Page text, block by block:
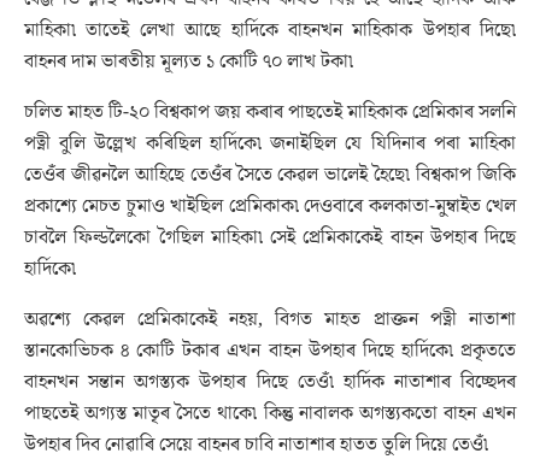
মাহিকা৷ তাতেই লেখা আছে হাৰ্দিকে বাহনখন মাহিকাক উপহাৰ দিছে৷
বাহনৰ দাম ভাৰতীয় মূল্যত ১ কোটি ৭০ লাখ টকা৷
চলিত মাহত টি-২০ বিশ্বকাপ জয় কৰাৰ পাছতেই মাহিকাক প্ৰেমিকাৰ সলনি
পত্নী বুলি উল্লেখ কৰিছিল হাৰ্দিকে৷ জনাইছিল যে যিদিনাৰ পৰা মাহিকা
তেওঁৰ জীৱনলৈ আহিছে তেওঁৰ সৈতে কেৱল ভালেই হৈছে৷ বিশ্বকাপ জিকি
প্ৰকাশ্যে মেচত চুমাও খাইছিল প্ৰেমিকাক৷ দেওবাৰে কলকাতা-মুম্বাইত খেল
চাবলৈ ফিল্ডলৈকো গৈছিল মাহিকা৷ সেই প্ৰেমিকাকেই বাহন উপহাৰ দিছে
হাৰ্দিকে৷
অৱশ্যে কেৱল প্ৰেমিকাকেই নহয়, বিগত মাহত প্ৰাক্তন পত্নী নাতাশা
স্তানকোভিচক ৪ কোটি টকাৰ এখন বাহন উপহাৰ দিছে হাৰ্দিকে৷ প্ৰকৃততে
বাহনখন সন্তান অগস্ত্যক উপহাৰ দিছে তেওঁ৷ হাৰ্দিক নাতাশাৰ বিচ্ছেদৰ
পাছতেই অগ্যস্ত মাতৃৰ সৈতে থাকে৷ কিন্তু নাবালক অগস্ত্যকতো বাহন এখন
উপহাৰ দিব নোৱাৰি সেয়ে বাহনৰ চাবি নাতাশাৰ হাতত তুলি দিয়ে তেওঁ৷